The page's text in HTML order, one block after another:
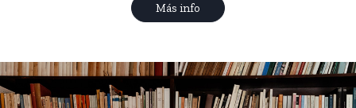
Más info